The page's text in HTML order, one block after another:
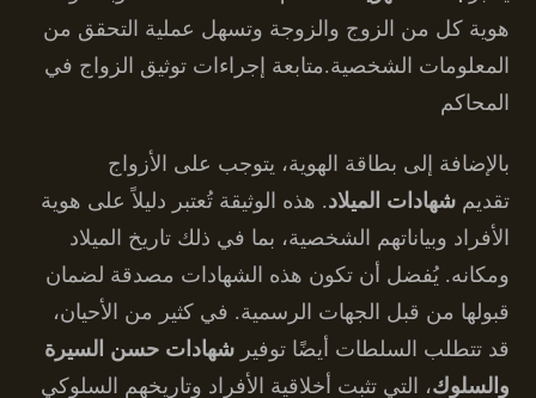
هوية كل من الزوج والزوجة وتسهل عملية التحقق من
المعلومات الشخصية.متابعة إجراءات توثيق الزواج في
المحاكم
بالإضافة إلى بطاقة الهوية، يتوجب على الأزواج
تقديمشهادات الميلاد. هذه الوثيقة تُعتبر دليلاً على هوية
الأفراد وبياناتهم الشخصية، بما في ذلك تاريخ الميلاد
ومكانه. يُفضل أن تكون هذه الشهادات مصدقة لضمان
قبولها من قبل الجهات الرسمية. في كثير من الأحيان،
قد تتطلب السلطات أيضًا توفيرشهادات حسن السيرة
والسلوك، التي تثبت أخلاقية الأفراد وتاريخهم السلوكي